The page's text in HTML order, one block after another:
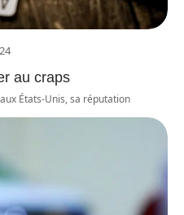
au craps
États-Unis, sa réputation